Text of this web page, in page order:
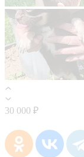
30 000 ₽